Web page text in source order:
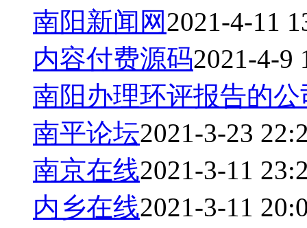
南阳新闻网2021-4-11
内容付费源码2021-4-9
南阳办理环评报告的公
南平论坛2021-3-23
南京在线2021-3-11
内乡在线2021-3-11